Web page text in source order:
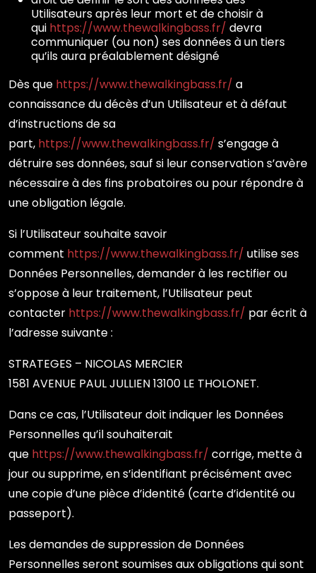
Utilisateurs après leur mort et de choisir à
qui https://www.thewalkingbass.fr/ devra
communiquer (ou non) ses données à un tiers
qu’ils aura préalablement désigné
Dès que https://www.thewalkingbass.fr/ a
connaissance du décès d’un Utilisateur et à défaut
d’instructions de sa
part, https://www.thewalkingbass.fr/ s’engage à
détruire ses données, sauf si leur conservation s’avère
nécessaire à des fins probatoires ou pour répondre à
une obligation légale.
Si l’Utilisateur souhaite savoir
comment https://www.thewalkingbass.fr/ utilise ses
Données Personnelles, demander à les rectifier ou
s’oppose à leur traitement, l’Utilisateur peut
contacter https://www.thewalkingbass.fr/ par écrit à
l’adresse suivante :
STRATEGES – NICOLAS MERCIER
1581 AVENUE PAUL JULLIEN 13100 LE THOLONET.
Dans ce cas, l’Utilisateur doit indiquer les Données
Personnelles qu’il souhaiterait
que https://www.thewalkingbass.fr/ corrige, mette à
jour ou supprime, en s’identifiant précisément avec
une copie d’une pièce d’identité (carte d’identité ou
passeport).
Les demandes de suppression de Données
Personnelles seront soumises aux obligations qui sont